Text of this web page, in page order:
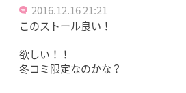
2016.12.16 21:21
このストール良い！
欲しい！！
冬コミ限定なのかな？